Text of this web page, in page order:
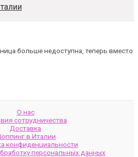
больше недоступна, теперь вместо
О нас
сотрудничества
Доставка
в Италии
конфиденциальности
персональных данных